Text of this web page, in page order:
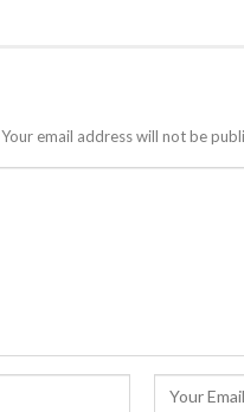
Your email address will not be